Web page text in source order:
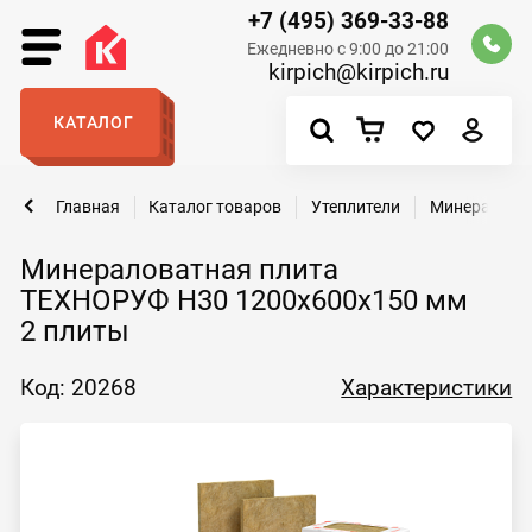
+7 (495) 369-33-88
Ежедневно с 9:00 до 21:00
kirpich@kirpich.ru
КАТАЛОГ
Минераловатная плита
ТЕХНОРУФ Н30 1200х600х150 мм
2 плиты
Главная Каталог товаров Утеплители
Код: 20268 Характеристики